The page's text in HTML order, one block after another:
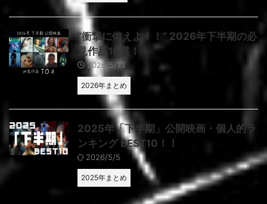
”衝撃に備えよ！！” 2026年下半期の必
見作品10選！！
2026/5/13
2026年まとめ
2025年「下半期」公開映画・個人的ラ
ンキング BEST10！！
2026/5/5
2025年まとめ